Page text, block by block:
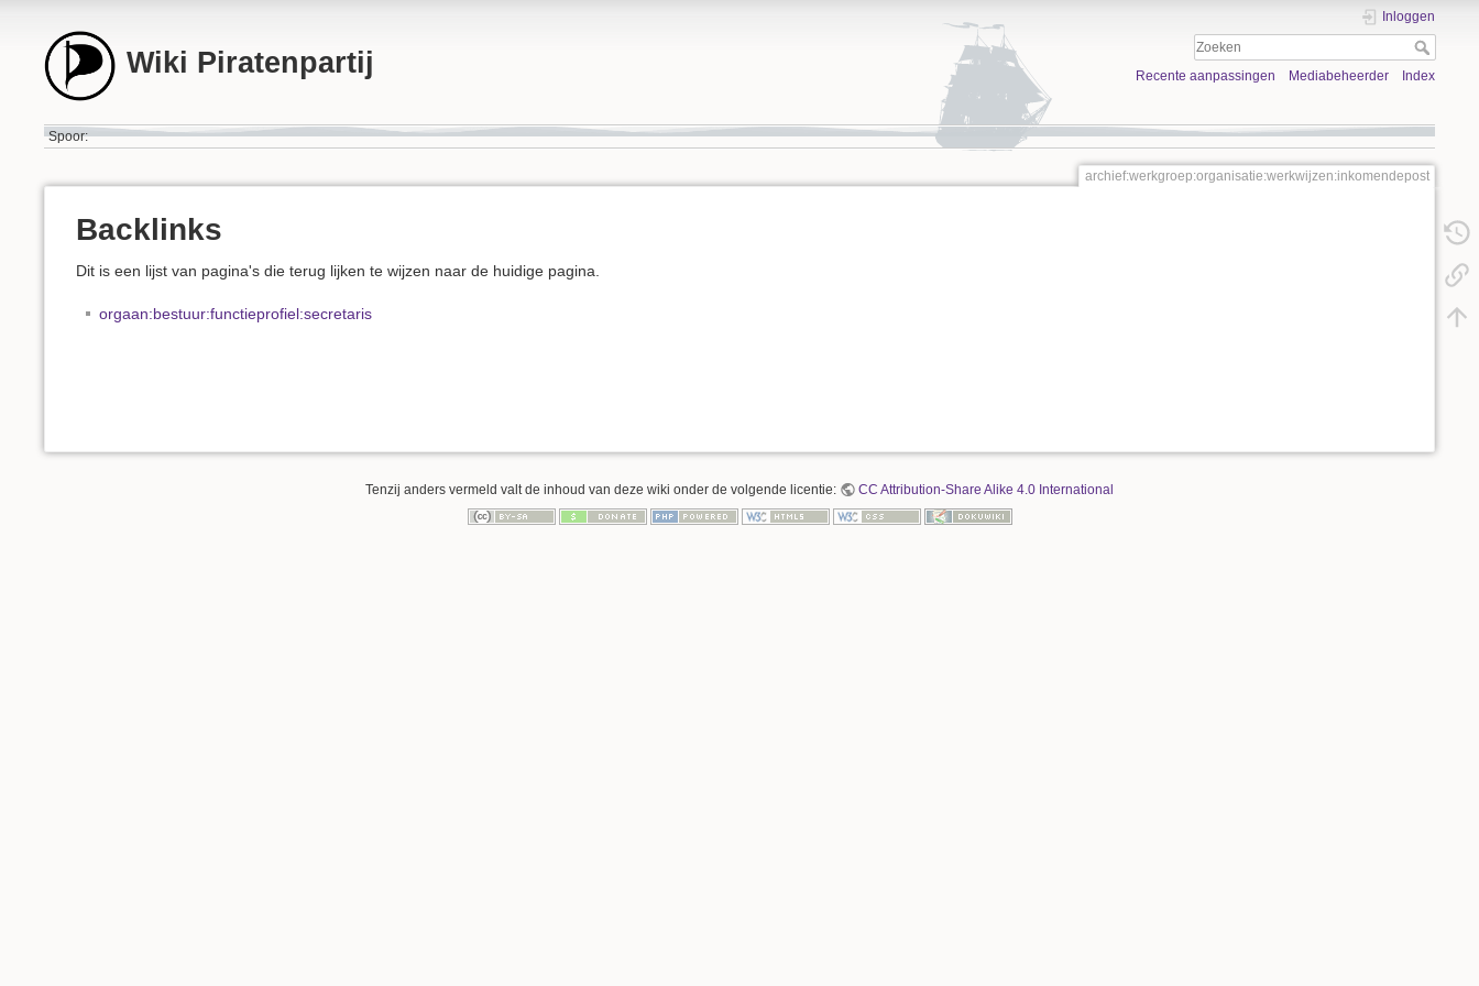
Wiki Piratenpartij
Inloggen
Recente aanpassingen Mediabeheerder Index
Spoor:
archief:werkgroep:organisatie:werkwijzen:inkomendepost
Backlinks
Dit is een lijst van pagina's die terug lijken te wijzen naar de huidige pagina.
orgaan:bestuur:functieprofiel:secretaris
Tenzij anders vermeld valt de inhoud van deze wiki onder de volgende licentie: CC Attribution-Share Alike 4.0 International